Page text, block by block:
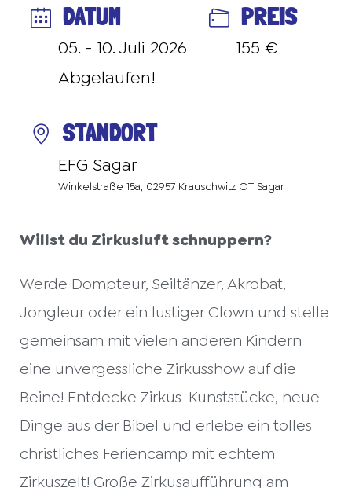
DATUM
05. - 10. Juli 2026
Abgelaufen!
PREIS
155 €
STANDORT
EFG Sagar
Winkelstraße 15a, 02957 Krauschwitz OT Sagar
Willst du Zirkusluft schnuppern?
Werde Dompteur, Seiltänzer, Akrobat,
Jongleur oder ein lustiger Clown und stelle
gemeinsam mit vielen anderen Kindern
eine unvergessliche Zirkusshow auf die
Beine! Entdecke Zirkus-Kunststücke, neue
Dinge aus der Bibel und erlebe ein tolles
christliches Feriencamp mit echtem
Zirkuszelt! Große Zirkusaufführung am